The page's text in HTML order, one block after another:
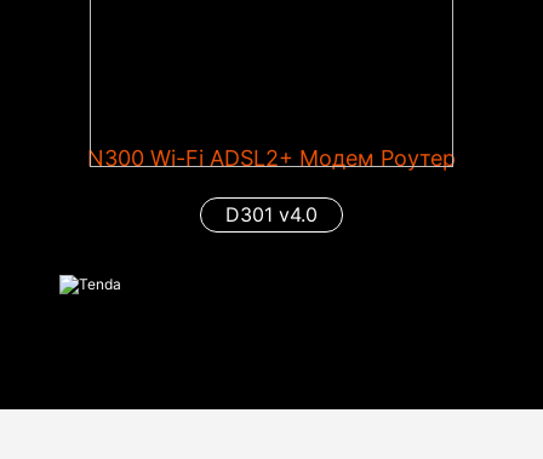
N300 Wi-Fi ADSL2+ Модем Роутер
D301 v4.0